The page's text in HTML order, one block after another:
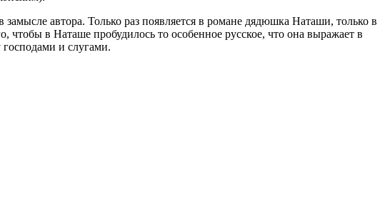
автора. Только раз появляется в романе дядюшка Наташи, только в
в Наташе пробудилось то особенное русское, что она выражает в
господами и слугами.